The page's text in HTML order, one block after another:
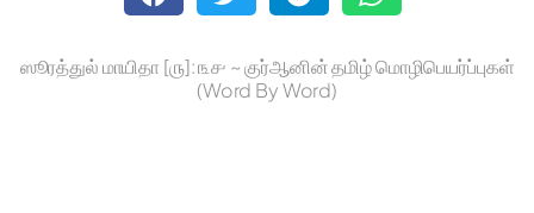
ஸூரத்துல் மாயிதா [௫]: ௩௪ ~ குர்ஆனின் தமிழ் மொழிபெயர்ப்புகள்
(Word By Word)